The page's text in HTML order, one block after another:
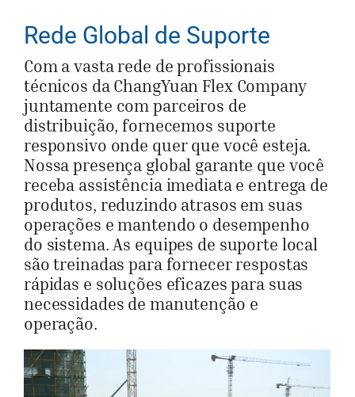
Rede Global de Suporte
Com a vasta rede de profissionais
técnicos da ChangYuan Flex Company
juntamente com parceiros de
distribuição, fornecemos suporte
responsivo onde quer que você esteja.
Nossa presença global garante que você
receba assistência imediata e entrega de
produtos, reduzindo atrasos em suas
operações e mantendo o desempenho
do sistema. As equipes de suporte local
são treinadas para fornecer respostas
rápidas e soluções eficazes para suas
necessidades de manutenção e
operação.